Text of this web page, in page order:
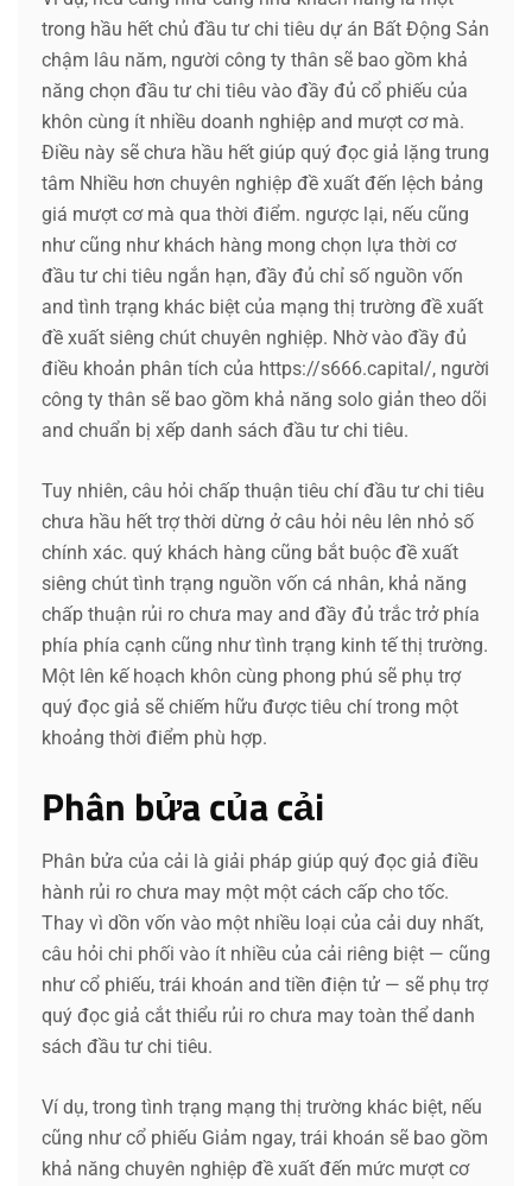
trong hầu hết chủ đầu tư chi tiêu dự án Bất Động Sản
chậm lâu năm, người công ty thân sẽ bao gồm khả
năng chọn đầu tư chi tiêu vào đầy đủ cổ phiếu của
khôn cùng ít nhiều doanh nghiệp and mượt cơ mà.
Điều này sẽ chưa hầu hết giúp quý đọc giả lặng trung
tâm Nhiều hơn chuyên nghiệp đề xuất đến lệch bảng
giá mượt cơ mà qua thời điểm. ngược lại, nếu cũng
như cũng như khách hàng mong chọn lựa thời cơ
đầu tư chi tiêu ngắn hạn, đầy đủ chỉ số nguồn vốn
and tình trạng khác biệt của mạng thị trường đề xuất
đề xuất siêng chút chuyên nghiệp. Nhờ vào đầy đủ
điều khoản phân tích của https://s666.capital/, người
công ty thân sẽ bao gồm khả năng solo giản theo dõi
and chuẩn bị xếp danh sách đầu tư chi tiêu.
Tuy nhiên, câu hỏi chấp thuận tiêu chí đầu tư chi tiêu
chưa hầu hết trợ thời dừng ở câu hỏi nêu lên nhỏ số
chính xác. quý khách hàng cũng bắt buộc đề xuất
siêng chút tình trạng nguồn vốn cá nhân, khả năng
chấp thuận rủi ro chưa may and đầy đủ trắc trở phía
phía phía cạnh cũng như tình trạng kinh tế thị trường.
Một lên kế hoạch khôn cùng phong phú sẽ phụ trợ
quý đọc giả sẽ chiếm hữu được tiêu chí trong một
khoảng thời điểm phù hợp.
Phân bửa của cải
Phân bửa của cải là giải pháp giúp quý đọc giả điều
hành rủi ro chưa may một một cách cấp cho tốc.
Thay vì dồn vốn vào một nhiều loại của cải duy nhất,
câu hỏi chi phối vào ít nhiều của cải riêng biệt — cũng
như cổ phiếu, trái khoán and tiền điện tử — sẽ phụ trợ
quý đọc giả cắt thiểu rủi ro chưa may toàn thể danh
sách đầu tư chi tiêu.
Ví dụ, trong tình trạng mạng thị trường khác biệt, nếu
cũng như cổ phiếu Giảm ngay, trái khoán sẽ bao gồm
khả năng chuyên nghiệp đề xuất đến mức mượt cơ